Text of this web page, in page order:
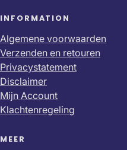
INFORMATION
Algemene voorwaarden
Verzenden en retouren
Privacystatement
Disclaimer
Mijn Account
Klachtenregeling
MEER